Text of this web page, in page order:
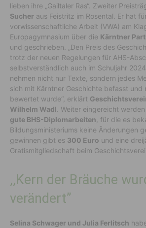
lieben ihre „Gailtaler Ras“. Zweiter
Sucher aus Feistritz im Rosental. Er hat
vorwissenschaftliche Arbeit (VWA) am
Europagymnasium über die Kärntner
und geschrieben. „Den Preis des
trotz der neuen Regelungen für AHS-
selbstverständlich auch im Schuljahr
nehmen nicht nur Texte, sondern jedes
sich mit Kärntner Geschichte befasst und
bewertet wurde“, erklärt
Wilhelm Wadl . Weiter eingereicht
gute BHS-Diplomarbeiten , für die es
Bildungsministeriums keine Änderungen
gewinnen gibt es 300 Euro und eine
Gratismitgliedschaft beim
,,Kern der Bräuche
verändert”
Selina Schwager und Julia Ferlitsch